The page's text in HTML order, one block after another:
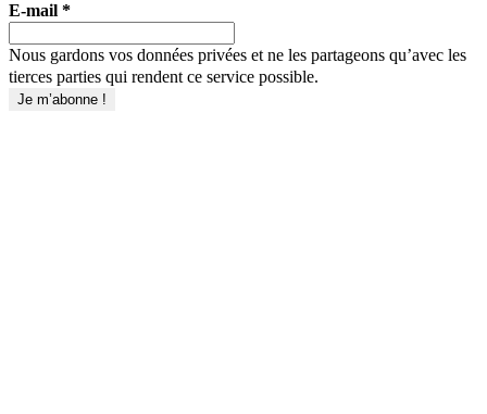
E-mail *
Nous gardons vos données privées et ne les partageons qu’avec les
tierces parties qui rendent ce service possible.